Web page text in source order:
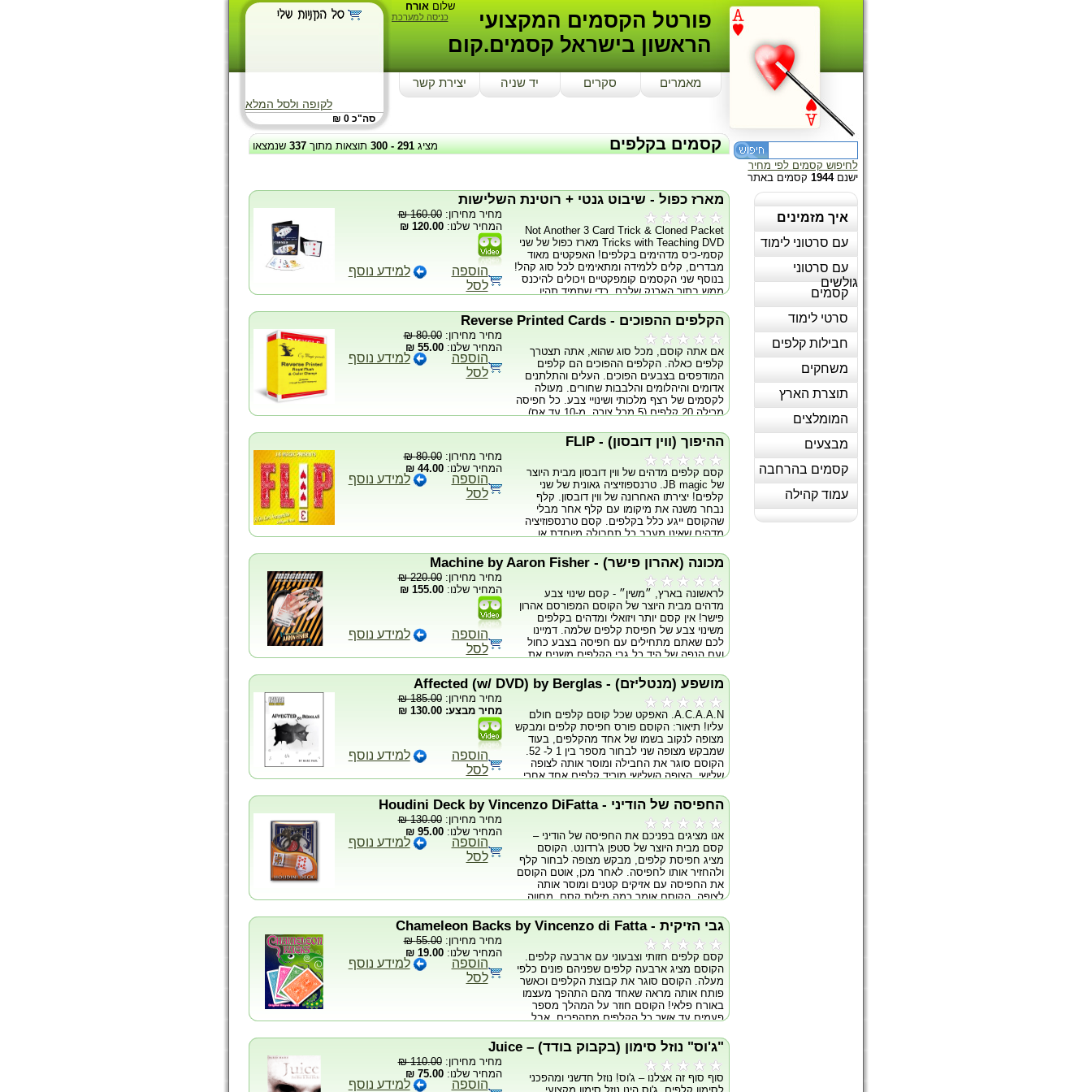
לקופה ולסל המלא
סה"כ 0 ₪
שלוםאורח
כניסה למערכת
פורטל הקסמים המקצועי
הראשון בישראל קסמים.קום
מאמרים סקרים יד שניה יצירת קשר
לחיפוש קסמים לפי מחיר
ישנם1944 קסמים באתר
איך מזמינים
עם סרטוני לימוד
עם סרטוני
גולשים
קסמים
סרטי לימוד
חבילות קלפים
משחקים
תוצרת הארץ
המומלצים
מבצעים
קסמים בהרחבה
עמוד קהילה
מציג291
-
300 תוצאות מתוך337שנמצאו קסמים בקלפים
מארז כפול - שיבוט גנטי + רוטינת השלישות
Not Another 3 Card Trick & Cloned Packet
Tricks with Teaching DVD מארז כפול של שני
קסמי-כיס מדהימים בקלפים! האפקטים מאוד
מבדרים, קלים ללמידה ומתאימים לכל סוג קהל!
בנוסף שני הקסמים קומפקטיים ויכולים להיכנס
ממש בתוך הארנק שלכם, כדי שתמיד תהיו
השלישיות הוא קסם קומפקטי שמגדים כיצד ניתן
לקחת כרטיסיות ריקות ו"להדפיס" עליהם קלפים
באופן ויזואלי ובצורה הכי נקייה שאפשר! רוטינת
השיבוט הגנטי היא אחת הפרזנטציות הכי
כרטיסיות ריקות וארבעה כרטיסיות עם חיות
מודפסות עליהן. הקוסם מצליח לשכפל כל חיה
על הכרטיסיות הריקות ומפתיע בסיום קומי
היסטרי! בדיודי תלמדו מהקוסם פול האלאס,
מדויקים לביצוע מושלם! קסם ויזואלי ומקורי. והכי
חשוב - קל מאוד לעשייה! המארז מגיע עם דיוידי
הכולל הסברים מפורטים, ואת הקלפים
המיוחדים הנחוצים לביצוע הקסם.
מחיר מחירון:160.00 ₪
המחיר שלנו:120.00 ₪
הוספה
לסל
למידע נוסף
הקלפים ההפוכים - Reverse Printed Cards
אם אתה קוסם, מכל סוג שהוא, אתה תצטרך
קלפים כאלה. הקלפים ההפוכים הם קלפים
המודפסים בצבעים הפוכים. העלים והתלתנים
אדומים והיהלומים והלבבות שחורים. מעולה
לקסמים של רצף מלכותי ושינויי צבע. כל חפיסה
מכילה 20 קלפים (5 מכל צורה, מ-10 עד אס).
מחיר מחירון:80.00 ₪
המחיר שלנו:55.00 ₪
הוספה
לסל
למידע נוסף
ההיפוך (ווין דובסון) - FLIP
קסם קלפים מדהים של ווין דובסון מבית היוצר
של JB magic. טרנספוזיציה גאונית של שני
קלפים! יצירתו האחרונה של ווין דובסון. קלף
נבחר משנה את מיקומו עם קלף אחר מבלי
שהקוסם ייגע כלל בקלפים. קסם טרנספוזיציה
מדהים שאינו מערב כל תחבולה מיוחדת או
כל העבודה! זהו קסם שעובד מעצמו לחלוטין
וניתן ללמידה תוך 10 דקות! מגיע עם שני קלפי
בייסיקל מיוחדים והדרכה. יש לקנות חבילת
קלפים (בייסקל) בנפרד.
מחיר מחירון:80.00 ₪
המחיר שלנו:44.00 ₪
הוספה
לסל
למידע נוסף
מכונה (אהרון פישר) - Machine by Aaron Fisher
לראשונה בארץ, ״משין״ - קסם שינוי צבע
מדהים מבית היוצר של הקוסם המפורסם אהרון
פישר! אין קסם יותר ויזואלי ומדהים בקלפים
משינוי צבע של חפיסת קלפים שלמה. דמיינו
לכם שאתם מתחילים עם חפיסה בצבע כחול
ועם הנפה של היד כל גבי הקלפים משנים את
הצבע החזק בעולם! מדובר ברוטינה המורכבת
מארבעה שלבים שבסופם הקוסם נשאר נקי
ושיכולה להיות סיומת של כל מופע קלפים
מקצועי. אין צורך בביצוע תחבולות מתקדמות או
במיומנות גבוהה. למעשה, תוכלו לבצע את
הקסם בתוך דקות מרגע פתיחת האריזה! ניתן
לבצע עם כל חפיסת בייסיקל עם גב בעיצוב
ריידר או מנדולין. ניתן להפוך חפיסה אדומה
לכחולה או חפיסה כחולה לאדומה. ניתן למסור
הביצוע תוכלו להמשיך לקסמים אחרים עם
חפיסה רגילה! כולל קלפים אדומים וכחולים ו-
DVD הדרכה באורך 35 דקות.
מחיר מחירון:220.00 ₪
המחיר שלנו:155.00 ₪
הוספה
לסל
למידע נוסף
מושפע (מנטליזם) - Affected (w/ DVD) by Berglas
A.C.A.A.N. האפקט שכל קוסם קלפים חולם
עליו! תיאור: הקוסם פורס חפיסת קלפים ומבקש
מצופה לנקוב בשמו של אחד מהקלפים, בעוד
שמבקש מצופה שני לבחור מספר בין 1 ל- 52.
הקוסם סוגר את החבילה ומוסר אותה לצופה
שלישי. הצופה השלישי מוריד קלפים אחד אחרי
למספר הנבחר, שם באורח פלא יושב לו הקלף
הנבחר! מדובר בגרסתו של מארק פול לאפקט
מדהים שנאמר ש"כל קוסם חולם לבצע" –
גרסה דומה מאוד בוצעה בידי נמרוד הראל
בתכניתו "פסיכו" המשודרת בערוץ 2. כולל
קלפים, הוראות מלאות ו-DVD עם ביצועים
והסברים של מארק פול.
מחיר מחירון:185.00 ₪
מחיר מבצע: 130.00 ₪
הוספה
לסל
למידע נוסף
החפיסה של הודיני - Houdini Deck by Vincenzo DiFatta
אנו מציגים בפניכם את החפיסה של הודיני –
קסם מבית היוצר של סטפן ג'רדונט. הקוסם
מציג חפיסת קלפים, מבקש מצופה לבחור קלף
ולהחזיר אותו לחפיסה. לאחר מכן, אוטם הקוסם
את החפיסה עם אזיקים קטנים ומוסר אותה
לצופה. הקוסם אומר כמה מילות קסם, מחווה
נעלם מן החפיסה האזוקה והופיע בכיס שלו! •
"בריחת הודיני אמיתית." • מתבצע עם קלפי
בייסיקל מקוריים, • קל מאוד לביצוע ושואב
תגובות אדירות. • ניתן לרכוש גם בלי אזיקים
(אפשר להשתמש בשרוך) ב-50 ₪. נא לציין
בהערות.
מחיר מחירון:130.00 ₪
המחיר שלנו:95.00 ₪
הוספה
לסל
למידע נוסף
גבי הזיקית - Chameleon Backs by Vincenzo di Fatta
קסם קלפים חזותי וצבעוני עם ארבעה קלפים.
הקוסם מציג ארבעה קלפים שפניהם פונים כלפי
מעלה. הקוסם סוגר את קבוצת הקלפים וכאשר
פותח אותה מראה שאחד מהם התהפך מעצמו
באורח פלאי! הקוסם חוזר על המהלך מספר
פעמים עד אשר כל הקלפים מתהפכים. אבל
מציג שלכל קלף יש עתה צבע גב שונה! מעולה
לקלוז-אפ, ילדים ורחוב. מגיע עם 4 קלפי
בייסיקל מקוריים והוראות.
מחיר מחירון:55.00 ₪
המחיר שלנו:19.00 ₪
הוספה
לסל
למידע נוסף
"ג'וס" נוזל סימון (בקבוק בודד) – Juice
סוף סוף זה אצלנו – ג'וס! נוזל חדשני ומהפכני
מחיר מחירון:110.00 ₪
המחיר שלנו:75.00 ₪
הוספה למידע נוסף